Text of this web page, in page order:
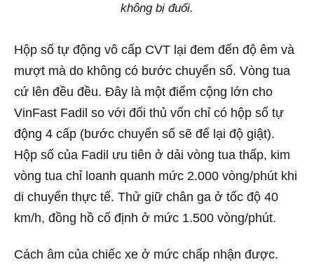
không bị đuối.
Hộp số tự động vô cấp CVT lại đem đến độ êm và
mượt mà do không có bước chuyển số. Vòng tua
cứ lên đều đều. Đây là một điểm cộng lớn cho
VinFast Fadil so với đối thủ vốn chỉ có hộp số tự
động 4 cấp (bước chuyển số sẽ để lại độ giật).
Hộp số của Fadil ưu tiên ở dải vòng tua thấp, kim
vòng tua chỉ loanh quanh mức 2.000 vòng/phút khi
di chuyển thực tế. Thử giữ chân ga ở tốc độ 40
km/h, đồng hồ cố định ở mức 1.500 vòng/phút.
Cách âm của chiếc xe ở mức chấp nhận được.